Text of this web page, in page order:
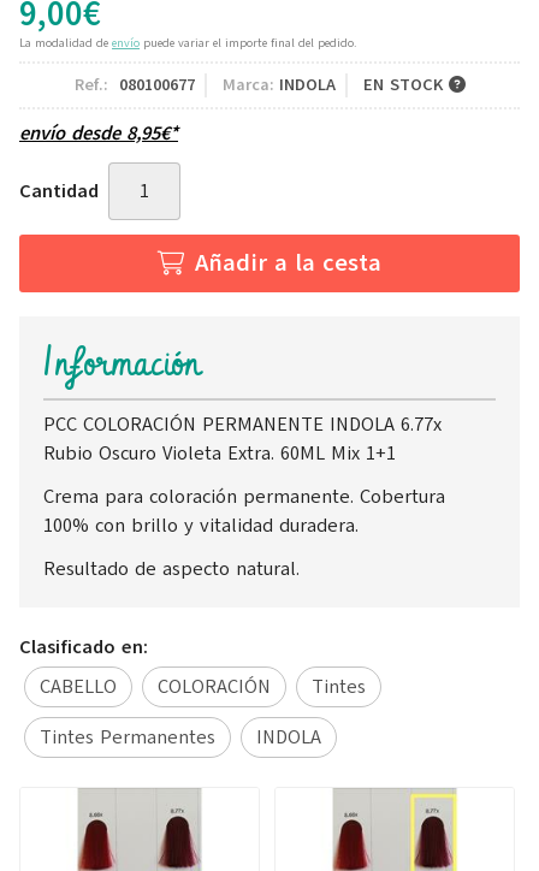
9,00€
La modalidad de envío puede variar el importe final del pedido.
Ref.: 080100677 Marca: INDOLA EN STOCK
envío desde 8,95€*
Cantidad
Añadir a la cesta
Información
PCC COLORACIÓN PERMANENTE INDOLA 6.77x
Rubio Oscuro Violeta Extra. 60ML Mix 1+1
Crema para coloración permanente. Cobertura
100% con brillo y vitalidad duradera.
Resultado de aspecto natural.
Clasificado en:
CABELLO
COLORACIÓN
Tintes
Tintes Permanentes
INDOLA